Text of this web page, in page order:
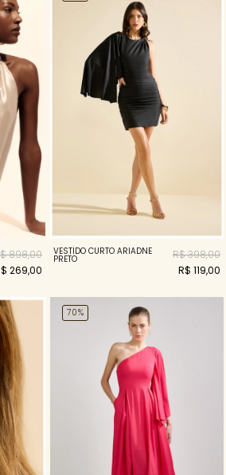
898,00
269,00
VESTIDO CURTO ARIADNE
PRETO
R$ 398,00
R$ 119,00
70%